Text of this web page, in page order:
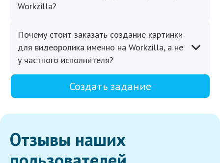
Workzilla?
Почему стоит заказать создание картинки
для видеоролика именно на Workzilla, а не
у частного исполнителя?
Создать задание
Отзывы наших